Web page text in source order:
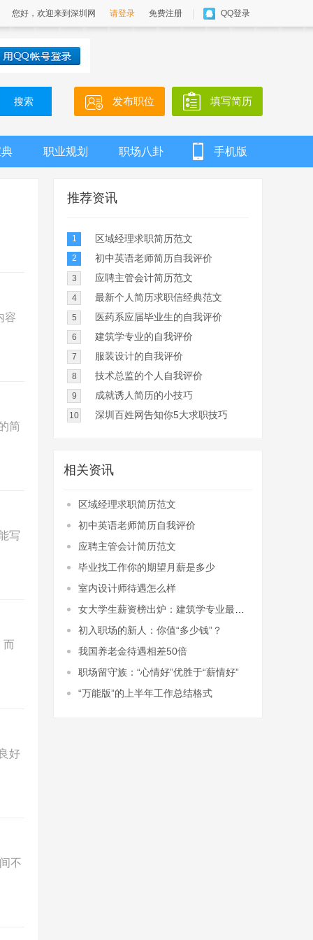
您好，欢迎来到深圳网 请登录 免费注册 QQ登录
搜索 发布职位 填写简历
职业规划 职场八卦 手机版
容
简
写
而
好
不
推荐资讯
1 区域经理求职简历范文
2 初中英语老师简历自我评价
3 应聘主管会计简历范文
4 最新个人简历求职信经典范文
5 医药系应届毕业生的自我评价
6 建筑学专业的自我评价
7 服装设计的自我评价
8 技术总监的个人自我评价
9 成就诱人简历的小技巧
10 深圳百姓网告知你5大求职技巧
相关资讯
区域经理求职简历范文
初中英语老师简历自我评价
应聘主管会计简历范文
毕业找工作你的期望月薪是多少
室内设计师待遇怎么样
初入职场的新人：你值“多少钱”？
我国养老金待遇相差50倍
职场留守族：“心情好”优胜于“薪情好”
“万能版”的上半年工作总结格式